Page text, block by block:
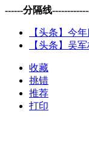
------分隔线
【头条】今
【头条】吴
收藏
挑错
推荐
打印